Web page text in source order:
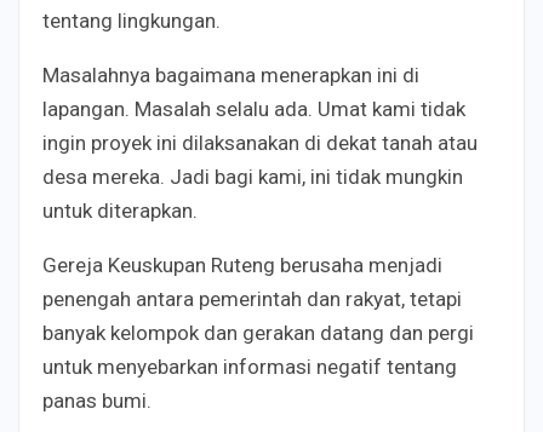
tentang lingkungan.
Masalahnya bagaimana menerapkan ini di
lapangan. Masalah selalu ada. Umat kami tidak
ingin proyek ini dilaksanakan di dekat tanah atau
desa mereka. Jadi bagi kami, ini tidak mungkin
untuk diterapkan.
Gereja Keuskupan Ruteng berusaha menjadi
penengah antara pemerintah dan rakyat, tetapi
banyak kelompok dan gerakan datang dan pergi
untuk menyebarkan informasi negatif tentang
panas bumi.